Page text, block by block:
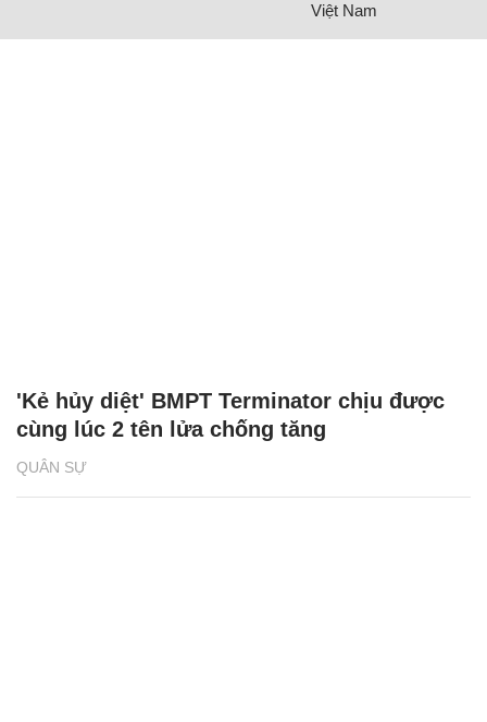
Việt Nam
QUÂN SỰ
'Kẻ hủy diệt' BMPT Terminator chịu được
cùng lúc 2 tên lửa chống tăng